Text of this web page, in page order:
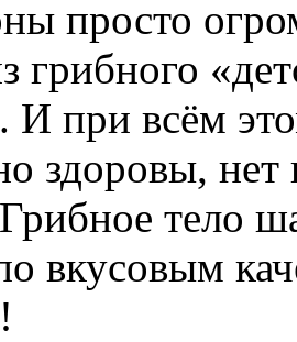
просто
грибного
И при всём
здоровы,
тело
вкусовым